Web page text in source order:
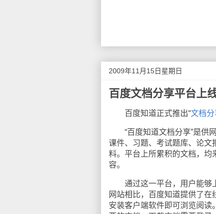
2009年11月15日星期日
百度文档分享平台上
百度知道正式推出“文档分
“百度知道文档分享”是供网
课件、习题、考试题库、论文
料。平台上所累积的文档，均
容。
通过这一平台，用户能够上
网站相比，百度知道提供了
安装客户端软件即可浏览阅读